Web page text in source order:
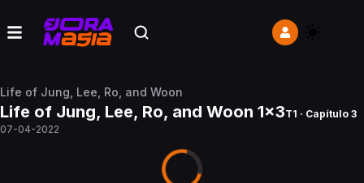
Life of Jung, Lee, Ro, and Woon
Life of Jung, Lee, Ro, and Woon 1x3T1 · Capítulo 3
07-04-2022